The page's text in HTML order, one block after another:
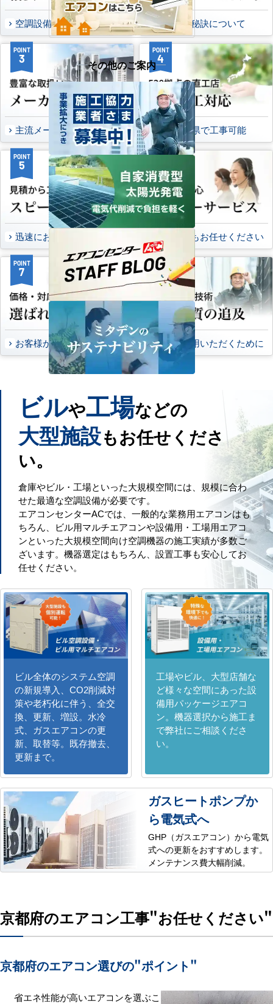
空調設備のご提案について 選ばれる秘訣について
POINT
3
主流メーカーを全取扱可能
POINT
4
47都道府県で工事可能
POINT
5
迅速にお届け出来る理由
POINT
万一の時もお任せください
POINT
7
お客様から頂いたご意見
POINT
8
永くご愛用いただくために
ビルや工場などの
大型施設もお任せくださ
い。
倉庫やビル・工場といった大規模空間には、規模に合わ
せた最適な空調設備が必要です。
エアコンセンターACでは、一般的な業務用エアコンはも
ちろん、ビル用マルチエアコンや設備用・工場用エアコ
ンといった大規模空間向け空調機器の施工実績が多数ご
ざいます。機器選定はもちろん、設置工事も安心してお
任せください。
ビル全体のシステム空調
の新規導入、CO2削減対
策や老朽化に伴う、全交
換、更新、増設。水冷
式、ガスエアコンの更
新、取替等。既存撤去、
更新まで。
工場やビル、大型店舗な
ど様々な空間にあった設
備用パッケージエアコ
ン。機器選択から施工ま
で弊社にご相談くださ
い。
ガスヒートポンプか
ら電気式へ
GHP（ガスエアコン）から電気
式への更新をおすすめします。
メンテナンス費大幅削減。
京都府のエアコン工事"お任せください"
京都府のエアコン選びの"ポイント"
省エネ性能が高いエアコンを選ぶこ
その他のご案内